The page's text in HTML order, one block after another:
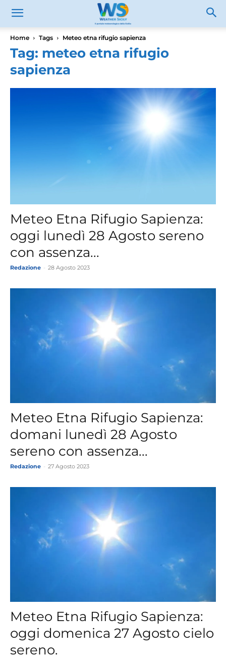
Home Tags Meteo etna rifugio sapienza
Tag: meteo etna rifugio
sapienza
Meteo Etna Rifugio Sapienza:
oggi lunedì 28 Agosto sereno
con assenza...
Redazione 28 Agosto 2023
Meteo Etna Rifugio Sapienza:
domani lunedì 28 Agosto
sereno con assenza...
Redazione 27 Agosto 2023
Meteo Etna Rifugio Sapienza:
oggi domenica 27 Agosto cielo
sereno.